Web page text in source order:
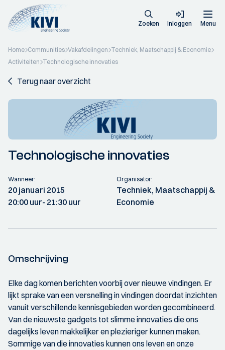
Zoeken Inloggen Menu
Home Communities Vakafdelingen Techniek, Maatschappij & Economie
Activiteiten Technologische innovaties
Terug naar overzicht
Technologische innovaties
Wanneer:
20 januari 2015
20:00 uur- 21:30 uur
Organisator:
Techniek, Maatschappij &
Economie
Omschrijving
Elke dag komen berichten voorbij over nieuwe vindingen. Er
lijkt sprake van een versnelling in vindingen doordat inzichten
vanuit verschillende kennisgebieden worden gecombineerd.
Van de nieuwste gadgets tot slimme innovaties die ons
dagelijks leven makkelijker en plezieriger kunnen maken.
Sommige van die innovaties kunnen ons leven en onze